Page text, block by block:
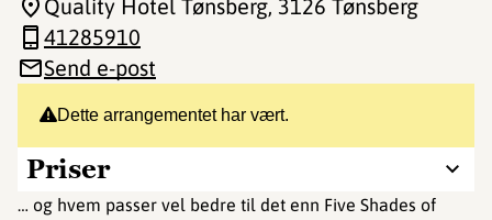
Dette arrangementet har vært.
Priser
… og hvem passer vel bedre til det enn Five Shades of
Quality Hotel Tønsberg, 3126 Tønsberg
41285910
Send e-post